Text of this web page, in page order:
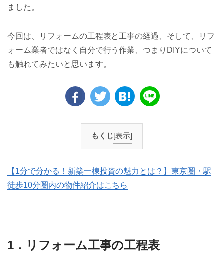
ました。
今回は、リフォームの工程表と工事の経過、そして、リフ
ォーム業者ではなく自分で行う作業、つまりDIYについて
も触れてみたいと思います。
もくじ[表示]
【1分で分かる！新築一棟投資の魅力とは？】東京圏・駅
徒歩10分圏内の物件紹介はこちら
1．リフォーム工事の工程表